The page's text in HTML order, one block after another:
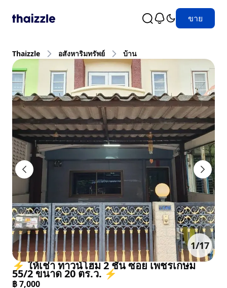
ขาย
Thaizzle อสังหาริมทรัพย์ บ้าน
1/17
⚡ ให้เช่า ทาวน์โฮม 2 ชั้น ซอย เพชรเกษม
55/2 ขนาด 20 ตร.ว. ⚡
฿7,000